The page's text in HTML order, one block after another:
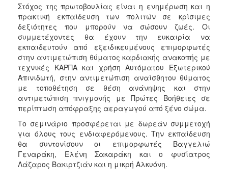
Στόχος της πρωτοβουλίας είναι η ενημέρωση και η
πρακτική εκπαίδευση των πολιτών σε κρίσιμες
δεξιότητες που μπορούν να σώσουν ζωές. Οι
συμμετέχοντες θα έχουν την ευκαιρία να
εκπαιδευτούν από εξειδικευμένους επιμορφωτές
στην αντιμετώπιση θύματος καρδιακής ανακοπής με
τεχνικές ΚΑΡΠΑ και χρήση Αυτόματου Εξωτερικού
Απινιδωτή, στην αντιμετώπιση αναίσθητου θύματος
με τοποθέτηση σε θέση ανάνηψης και στην
αντιμετώπιση πνιγμονής με Πρώτες Βοήθειες σε
περίπτωση απόφραξης αεραγωγού από ξένο σώμα.
Το σεμινάριο προσφέρεται με δωρεάν συμμετοχή
για όλους τους ενδιαφερόμενους. Την εκπαίδευση
θα συντονίσουν οι επιμορφωτές Βαγγελιώ
Γεναράκη, Ελένη Σακαράκη και ο φυσίατρος
Λάζαρος Βακιρτζιάν και η μικρή Αλκυόνη.